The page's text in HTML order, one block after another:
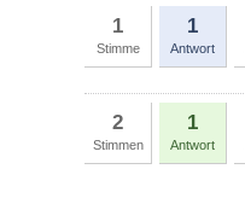
1
Stimme
1
Antwort
2
Stimmen
1
Antwort